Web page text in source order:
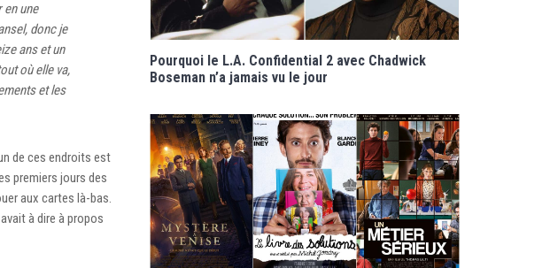
en une
donc je
ans et un
où elle va,
et les
de ces endroits est
premiers jours des
aux cartes là-bas.
à dire à propos
Pourquoi le L.A. Confidential 2 avec Chadwick
Boseman n’a jamais vu le jour